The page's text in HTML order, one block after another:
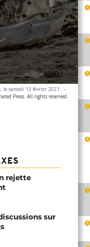
le samedi 13 février 2021. -
Press. All rights reserved.
rejette
sur